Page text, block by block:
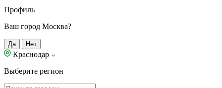
Профиль
Ваш город Москва?
Да Нет
Краснодар
Выберите регион